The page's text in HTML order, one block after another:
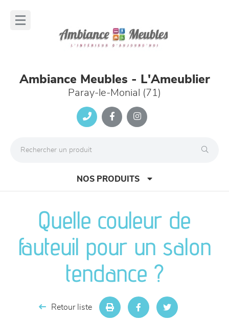
Ambiance Meubles - L'Ameublier
Paray-le-Monial (71)
NOS PRODUITS
canapés et fauteuils
séjours
chambres et dressing
Quelle couleur de
fauteuil pour un salon
tendance ?
Retour liste